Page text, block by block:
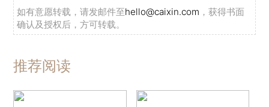
如有意愿转载，请发邮件至hello@caixin.com ，获得书面
确认及授权后，方可转载。
推荐阅读